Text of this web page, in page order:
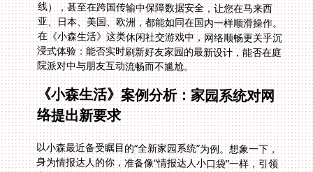
院派对中与朋友互动流畅而不尴尬。
《小森生活》案例分析：家园系统对网
络提出新要求
以小森最近备受瞩目的“全新家园系统”为例。想象一下，
身为情报达人的你，准备像“情报达人小口袋”一样，引领
潮流打造仙居？精心挑选家具、规划庭院布局、邀请好友
来参观点赞... 每一个环节都需要实时的数据传输与稳定响